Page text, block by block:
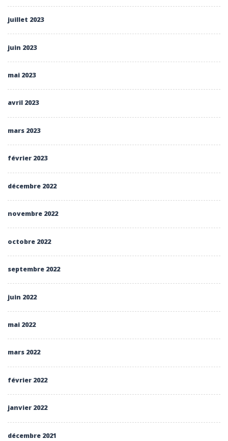
juillet 2023
juin 2023
mai 2023
avril 2023
mars 2023
février 2023
décembre 2022
novembre 2022
octobre 2022
septembre 2022
juin 2022
mai 2022
mars 2022
février 2022
janvier 2022
décembre 2021